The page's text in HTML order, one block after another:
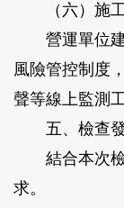
（六）施工
營運單位建
風險管控制度
聲等線上監測
五、檢查發
結合本次檢
求。